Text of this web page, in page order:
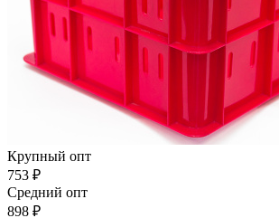
Крупный опт
753 ₽
Средний опт
898 ₽